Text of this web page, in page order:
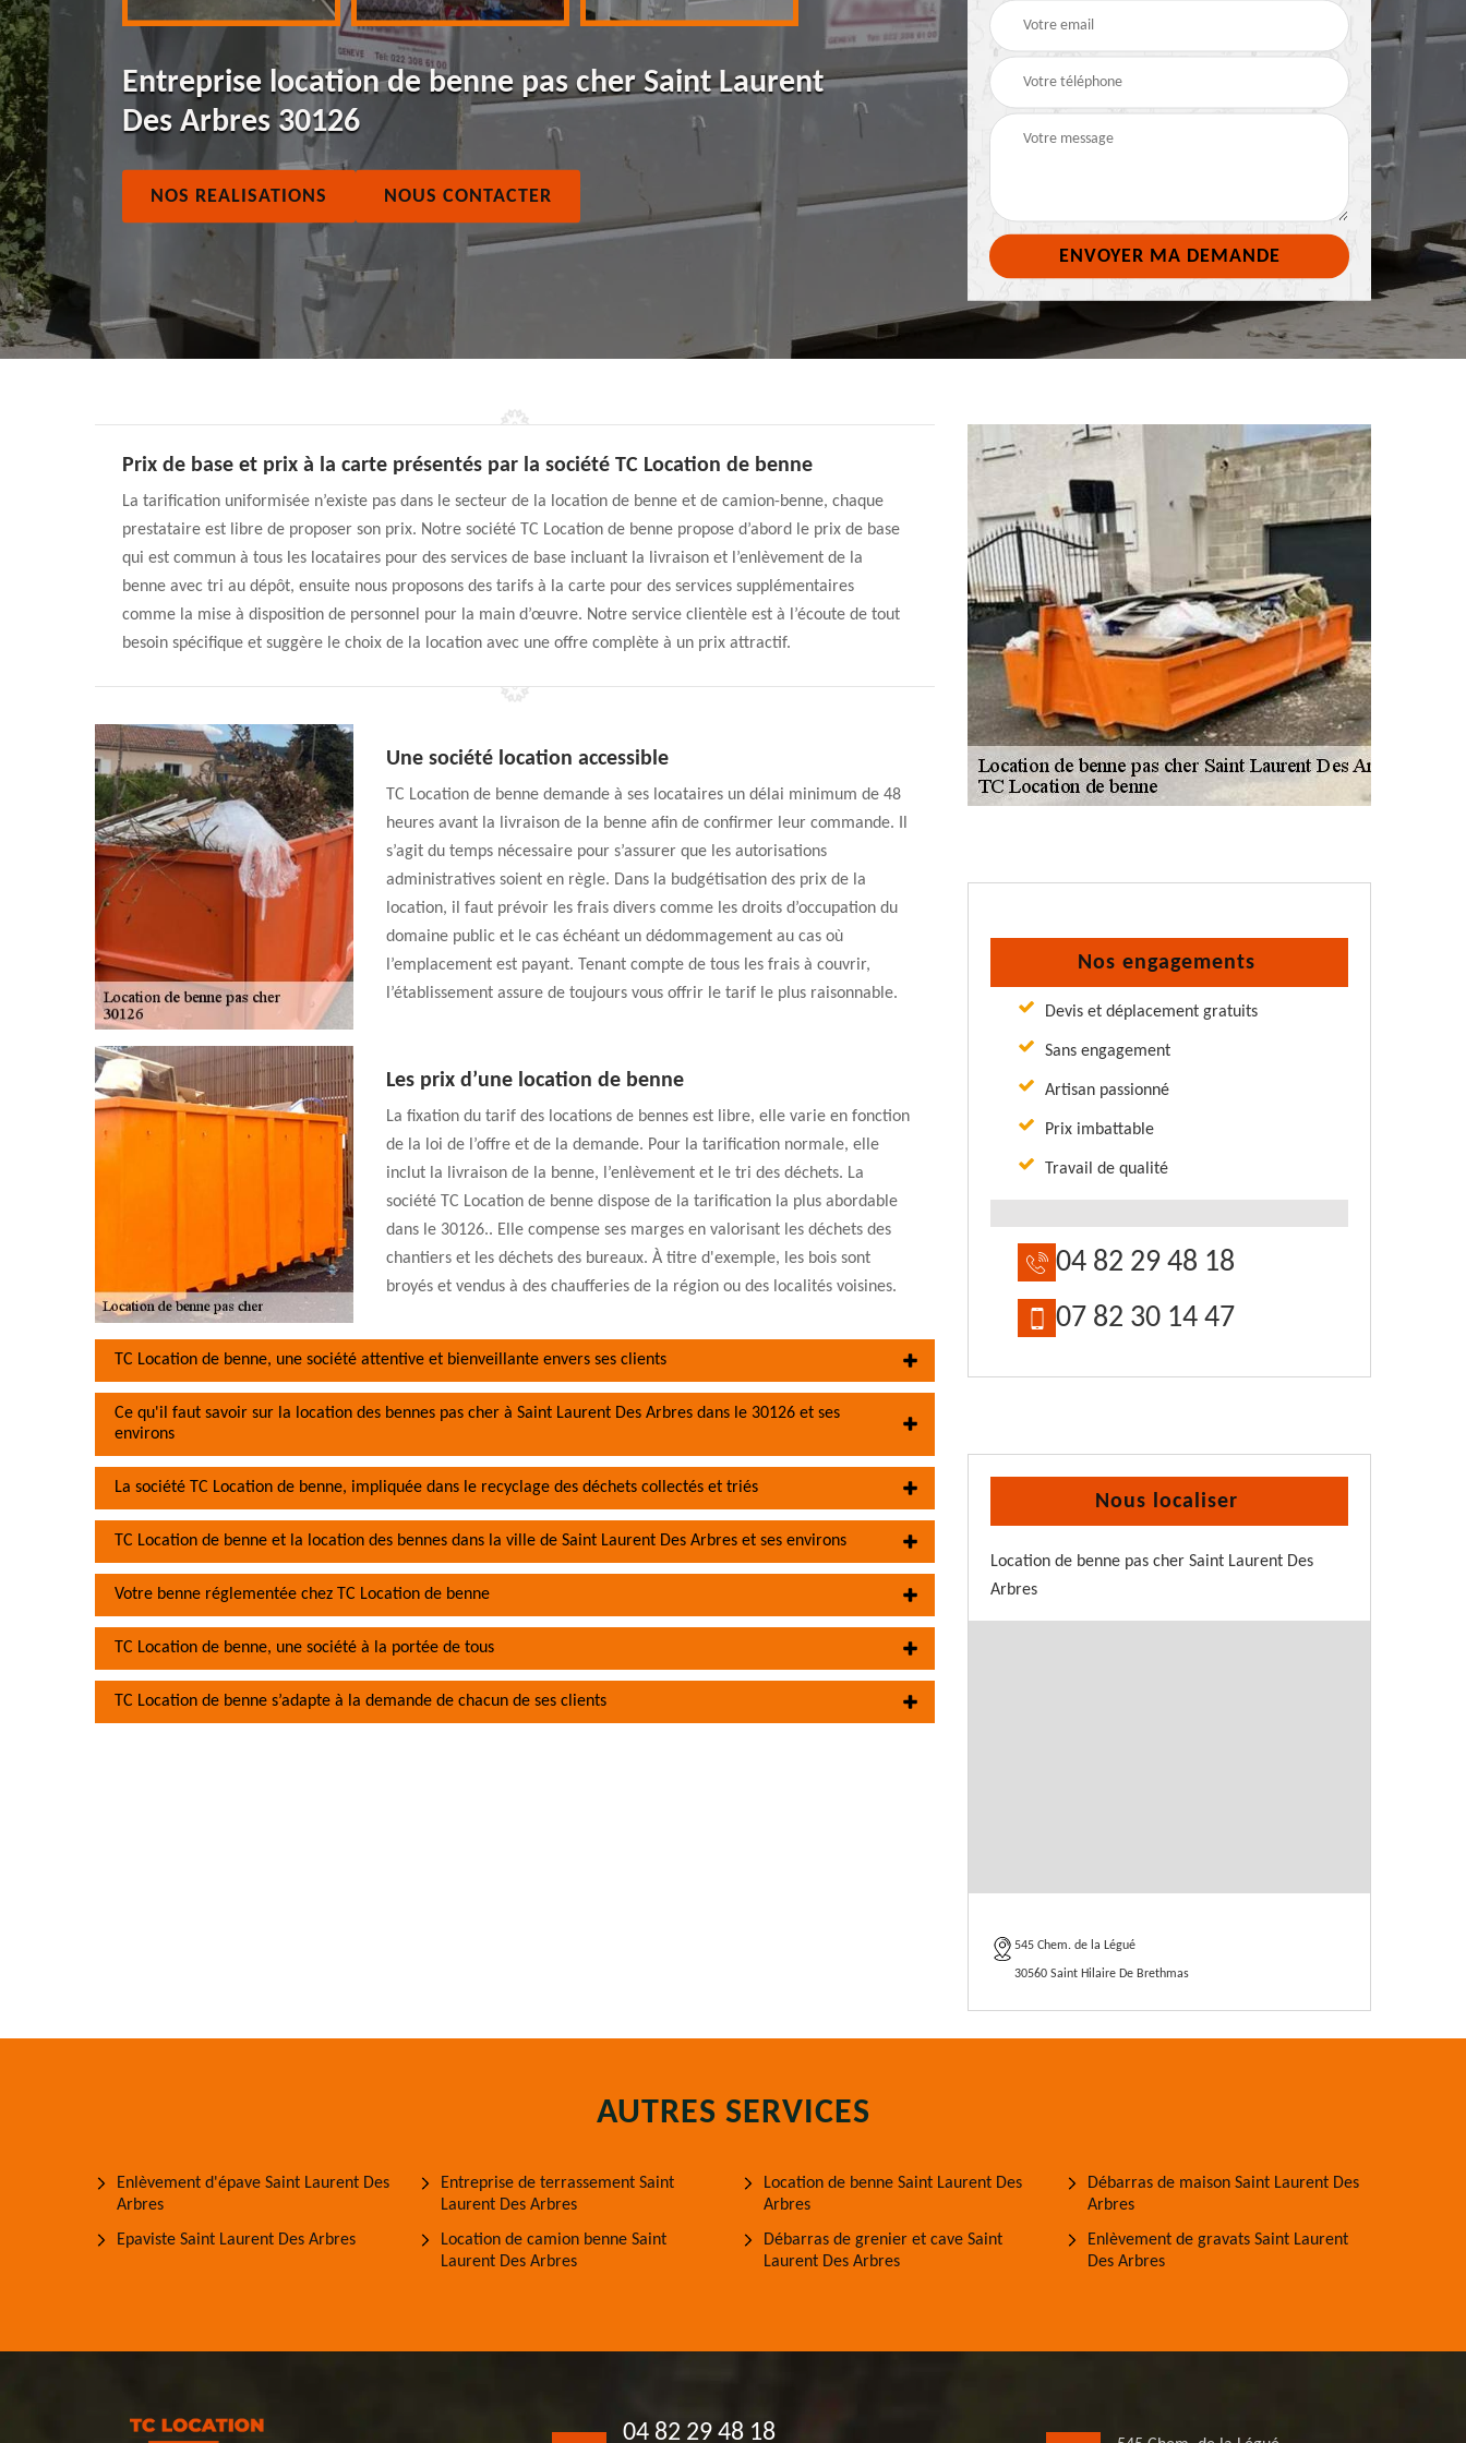
Entreprise location de benne pas cher Saint Laurent
Des Arbres 30126
NOS REALISATIONS NOUS CONTACTER
Prix de base et prix à la carte présentés par la société TC Location de benne
La tarification uniformisée n’existe pas dans le secteur de la location de benne et de camion-benne, chaque
prestataire est libre de proposer son prix. Notre société TC Location de benne propose d’abord le prix de base
qui est commun à tous les locataires pour des services de base incluant la livraison et l’enlèvement de la
benne avec tri au dépôt, ensuite nous proposons des tarifs à la carte pour des services supplémentaires
comme la mise à disposition de personnel pour la main d’œuvre. Notre service clientèle est à l’écoute de tout
besoin spécifique et suggère le choix de la location avec une offre complète à un prix attractif.
Une société location accessible
TC Location de benne demande à ses locataires un délai minimum de 48
heures avant la livraison de la benne afin de confirmer leur commande. Il
s’agit du temps nécessaire pour s’assurer que les autorisations
administratives soient en règle. Dans la budgétisation des prix de la
location, il faut prévoir les frais divers comme les droits d’occupation du
domaine public et le cas échéant un dédommagement au cas où
l’emplacement est payant. Tenant compte de tous les frais à couvrir,
l’établissement assure de toujours vous offrir le tarif le plus raisonnable.
Les prix d’une location de benne
La fixation du tarif des locations de bennes est libre, elle varie en fonction
de la loi de l’offre et de la demande. Pour la tarification normale, elle
inclut la livraison de la benne, l’enlèvement et le tri des déchets. La
société TC Location de benne dispose de la tarification la plus abordable
dans le 30126.. Elle compense ses marges en valorisant les déchets des
chantiers et les déchets des bureaux. À titre d'exemple, les bois sont
broyés et vendus à des chaufferies de la région ou des localités voisines.
TC Location de benne, une société attentive et bienveillante envers ses clients
Ce qu'il faut savoir sur la location des bennes pas cher à Saint Laurent Des Arbres dans le 30126 et ses
environs
La société TC Location de benne, impliquée dans le recyclage des déchets collectés et triés
TC Location de benne et la location des bennes dans la ville de Saint Laurent Des Arbres et ses environs
Votre benne réglementée chez TC Location de benne
TC Location de benne, une société à la portée de tous
TC Location de benne s’adapte à la demande de chacun de ses clients
Nos engagements
Devis et déplacement gratuits
Sans engagement
Artisan passionné
Prix imbattable
Travail de qualité
04 82 29 48 18
07 82 30 14 47
Nous localiser
Location de benne pas cher Saint Laurent Des
Arbres
545 Chem. de la Légué
30560 Saint Hilaire De Brethmas
AUTRES SERVICES
Enlèvement d'épave Saint Laurent Des
Arbres
Epaviste Saint Laurent Des Arbres
Entreprise de terrassement Saint
Laurent Des Arbres
Location de camion benne Saint
Laurent Des Arbres
Location de benne Saint Laurent Des
Arbres
Débarras de grenier et cave Saint
Laurent Des Arbres
Débarras de maison Saint Laurent Des
Arbres
Enlèvement de gravats Saint Laurent
Des Arbres
04 82 29 48 18